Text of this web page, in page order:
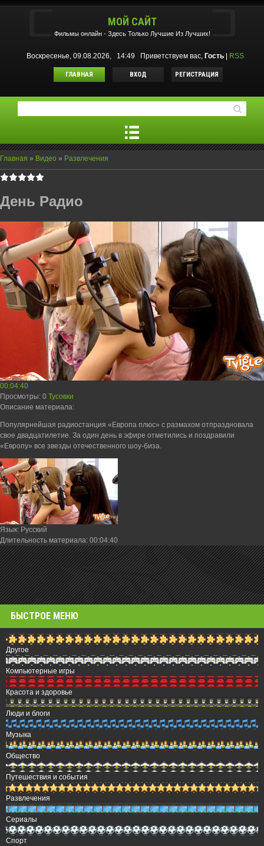
МОЙ САЙТ
Фильмы oнлайн - Здесь Только Лучшие Из Лучших!
Воскресенье, 09.08.2026, 14:49 Приветствуем вас, Гость| RSS
ГЛАВНАЯ ВХОД РЕГИСТРАЦИЯ
Главная » Видео » Развлечения
День Радио
00:04:40
Просмотры: 0 Тусовки
Описание материала:
Популярнейшая радиостанция «Европа плюс» с размахом отпраздновала
свое двадцатилетие. За один день в эфире отметились и поздравили
«Европу» все звезды отечественного шоу-биза.
Язык: Русский
Длительность материала: 00:04:40
БЫСТРОЕ МЕНЮ
Другое
Компьютерные игры
Красота и здоровье
Люди и блоги
Музыка
Общество
Путешествия и события
Развлечения
Сериалы
Спорт